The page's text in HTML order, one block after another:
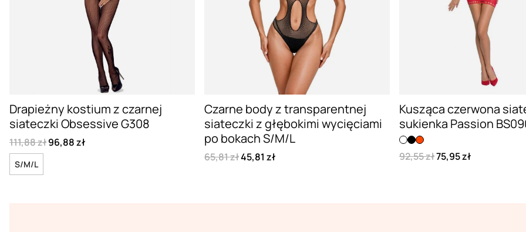
Drapieżny kostium z czarnej
siateczki Obsessive G308
111,88 zł96,88 zł
S/M/L
Czarne body z transparentnej
siateczki z głębokimi wycięciami
po bokach S/M/L
65,81 zł45,81 zł
Kusząca czerwona
sukienka Passion
92,55 zł75,95 zł